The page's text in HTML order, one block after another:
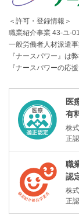
＜許可・登録情報＞
職業紹介事業 43-ユ-
一般労働者人材派遣
『ナースパワー』は
『ナースパワーの応
医
有
株
正
職
認
株
正